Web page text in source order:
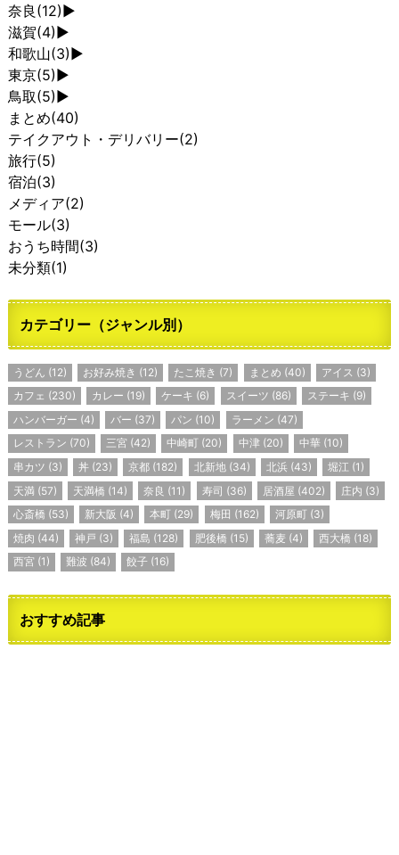
奈良 (12)►
滋賀(4)►
和歌山(3)►
東京(5)►
鳥取(5)►
まとめ(40)
テイクアウト・デリバリー(2)
旅行(5)
宿泊(3)
メディア(2)
モール(3)
おうち時間(3)
未分類(1)
カテゴリー（ジャンル別）
うどん (12) お好み焼き (12) たこ焼き (7) まとめ (40) アイス (3)
カフェ (230) カレー (19) ケーキ (6) スイーツ (86) ステーキ (9)
ハンバーガー (4) バー (37) パン (10) ラーメン (47)
レストラン (70) 三宮 (42) 中崎町 (20) 中津(20) 中華(10)
串カツ (3) 丼 (23) 京都 (182) 北新地(34) 北浜(43) 堀江 (1)
天満 (57) 天満橋 (14) 奈良 (11) 寿司 (36) 居酒屋 (402) 庄内 (3)
心斎橋 (53) 新大阪 (4) 本町 (29) 梅田 (162) 河原町 (3)
焼肉 (44) 神戸 (3) 福島 (128) 肥後橋 (15) 蕎麦(4) 西大橋 (18)
西宮(1) 難波 (84) 餃子 (16)
おすすめ記事